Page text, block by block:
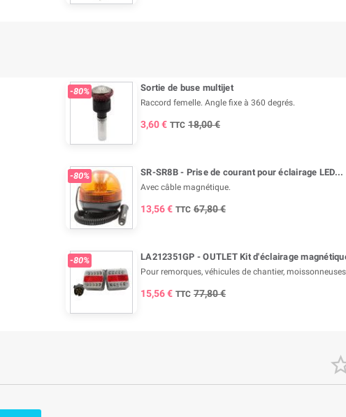
-80% Sortie de buse multijet
Raccord femelle. Angle fixe à 360 degrés.
3,60 € TTC 18,00 €
-80% SR-SR8B - Prise de courant pour éclairage LED...
Avec câble magnétique.
13,56 € TTC 67,80 €
-80% LA212351GP - OUTLET Kit d'éclairage
Pour remorques, véhicules de chantier,
15,56 € TTC 77,80 €